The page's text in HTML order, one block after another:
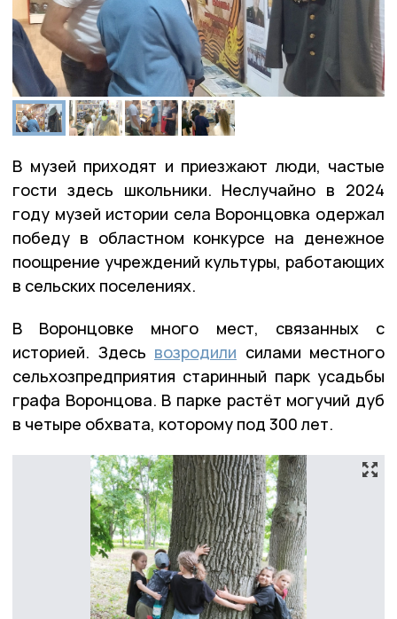
В музей приходят и приезжают люди, частые
гости здесь школьники. Неслучайно в 2024
году музей истории села Воронцовка одержал
победу в областном конкурсе на денежное
поощрение учреждений культуры, работающих
в сельских поселениях.
В Воронцовке много мест, связанных с
историей. Здесь возродили силами местного
сельхозпредприятия старинный парк усадьбы
графа Воронцова. В парке растёт могучий дуб
в четыре обхвата, которому под 300 лет.